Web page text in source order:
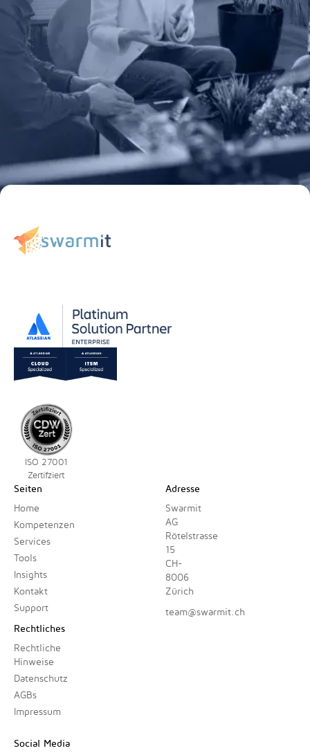
ISO 27001
Zertifziert
Seiten
Home
Kompetenzen
Services
Tools
Insights
Kontakt
Support
Adresse
Swarmit
AG
Rötelstrasse
15
CH-
8006
Zürich
team@swarmit.ch
Rechtliches
Rechtliche
Hinweise
Datenschutz
AGBs
Impressum
Social Media